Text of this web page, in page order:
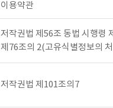
이용약관
저작권법 제56조 동법 시행령
제76조의 2(고유식별정보의
저작권법 제101조의7